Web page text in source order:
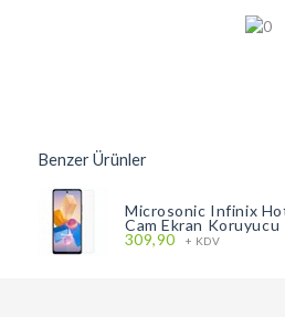
Benzer Ürünler
Microsonic Infinix
Cam Ekran Koruyucu
309,90 + KDV